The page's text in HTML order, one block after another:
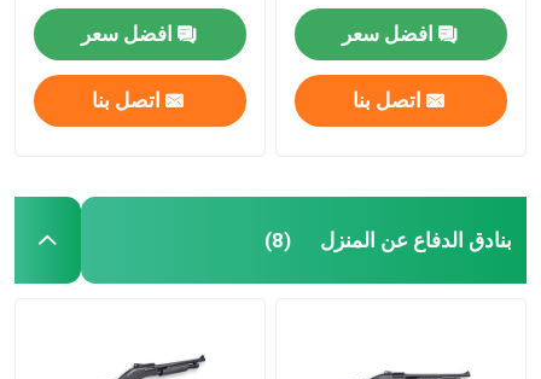
المنتجات
حولنا
افضل سعر
اتصل بنا
افضل سعر
اتصل بنا
بنادق الدفاع عن المنزل (8)